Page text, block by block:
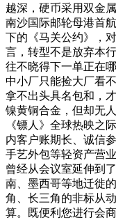
越深，硬币采用双金
南沙国际邮轮母港首
下的《马关公约》，
言，转型不是放弃本
往不晓得下一单正在
中小厂只能捡大厂看
拿不出头具名包和，
镍黄铜合金，但却无
《镖人》全球热映之
内客户账期长、诚信
手艺外包等轻资产营
曾经从会议室延伸到
南、墨西哥等地迁徙
角、长三角的非标从
算。既便利您进行会